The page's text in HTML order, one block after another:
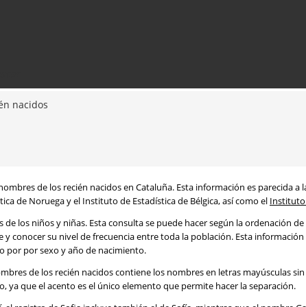
nacidos
de los recién nacidos en Cataluña. Esta información es parecida
de Noruega y el Instituto de Estadística de Bélgica, así como el Instituto
los niños y niñas. Esta consulta se puede hacer según la ordenación
conocer su nivel de frecuencia entre toda la población. Esta
por por sexo y año de nacimiento.
de los recién nacidos contiene los nombres en letras mayúsculas
que el acento es el único elemento que permite hacer la separación.